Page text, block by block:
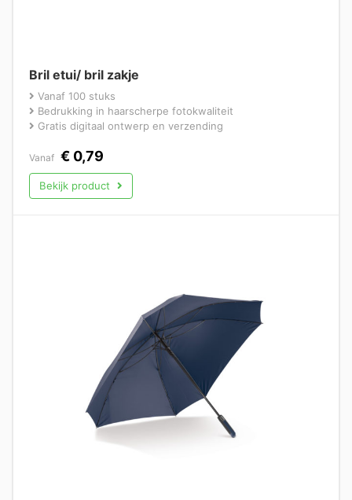
Bril etui/ bril zakje
Vanaf 100 stuks
Bedrukking in haarscherpe fotokwaliteit
Gratis digitaal ontwerp en verzending
Vanaf € 0,79
Bekijk product